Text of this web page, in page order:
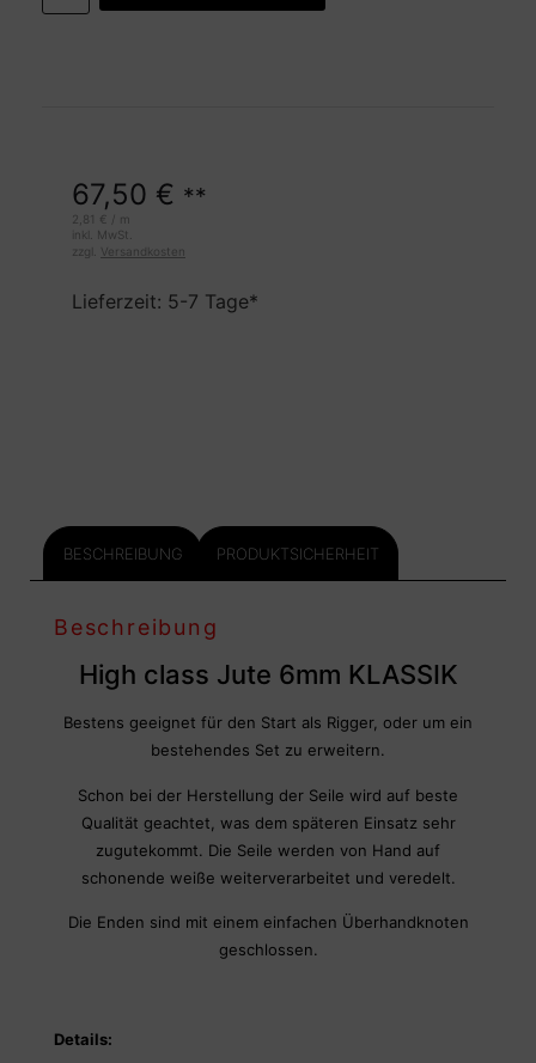
67,50 € **
2,81 €
m
inkl. MwSt.
zzgl. Versandkosten
Lieferzeit: 5-7 Tage*
BESCHREIBUNG PRODUKTSICHERHEIT
Beschreibung
High class Jute 6mm KLASSIK
Bestens geeignet für den Start als Rigger, oder um ein
bestehendes Set zu erweitern.
Schon bei der Herstellung der Seile wird auf beste
Qualität geachtet, was dem späteren Einsatz sehr
zugutekommt. Die Seile werden von Hand auf
schonende weiße weiterverarbeitet und veredelt.
Die Enden sind mit einem einfachen Überhandknoten
geschlossen.
Details: